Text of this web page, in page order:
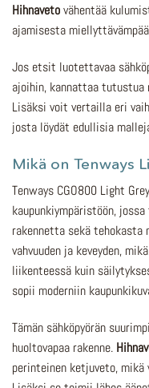
Hihnavetovähentää
ajamisesta
Jos etsit luotettavaa
ajoihin, kannattaa tutustua
Lisäksi voit vertailla eri
josta löydät edullisia
Mikä on Tenways
Tenways CGO800 Light
kaupunkiympäristöön,
rakennetta sekä tehokasta
vahvuuden ja keveyden,
liikenteessä kuin
sopii moderniin
Tämän sähköpyörän
huoltovapaa rakenne.
perinteinen ketjuveto,